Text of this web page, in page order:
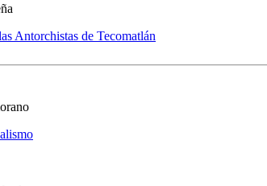
Antorchistas de Tecomatlán